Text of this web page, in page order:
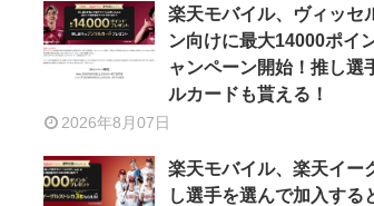
楽天モバイル、ヴィッセ
ン向けに最大14000ポイ
ャンペーン開始！推し選
ルカードも貰える！
2026年8月07日
楽天モバイル、楽天イー
し選手を選んで加入する